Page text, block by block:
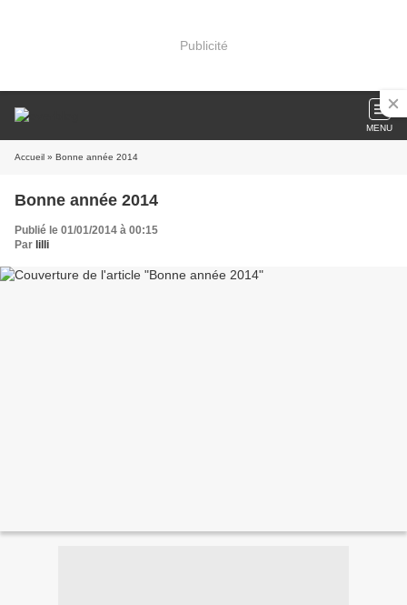
Publicité
MENU
Accueil » Bonne année 2014
Bonne année 2014
Publié le 01/01/2014 à 00:15
Par lilli